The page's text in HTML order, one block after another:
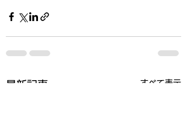
最新記事 すべて表示